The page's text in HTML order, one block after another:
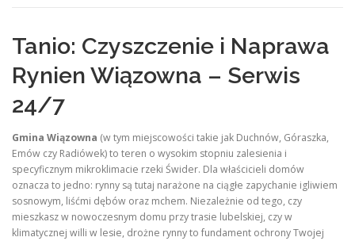
Tanio: Czyszczenie i Naprawa
Rynien Wiązowna – Serwis
24/7
Gmina Wiązowna (w tym miejscowości takie jak Duchnów, Góraszka,
Emów czy Radiówek) to teren o wysokim stopniu zalesienia i
specyficznym mikroklimacie rzeki Świder. Dla właścicieli domów
oznacza to jedno: rynny są tutaj narażone na ciągłe zapychanie igliwiem
sosnowym, liśćmi dębów oraz mchem. Niezależnie od tego, czy
mieszkasz w nowoczesnym domu przy trasie lubelskiej, czy w
klimatycznej willi w lesie, drożne rynny to fundament ochrony Twojej